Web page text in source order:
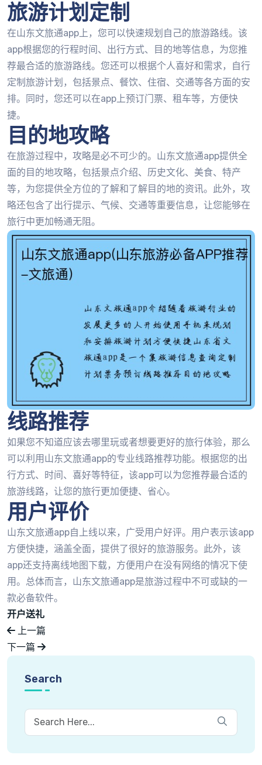
旅游计划定制
在山东文旅通app上，您可以快速规划自己的旅游路线。该
app根据您的行程时间、出行方式、目的地等信息，为您推
荐最合适的旅游路线。您还可以根据个人喜好和需求，自行
定制旅游计划，包括景点、餐饮、住宿、交通等各方面的安
排。同时，您还可以在app上预订门票、租车等，方便快
捷。
目的地攻略
在旅游过程中，攻略是必不可少的。山东文旅通app提供全
面的目的地攻略，包括景点介绍、历史文化、美食、特产
等，为您提供全方位的了解和了解目的地的资讯。此外，攻
略还包含了出行提示、气候、交通等重要信息，让您能够在
旅行中更加畅通无阻。
线路推荐
如果您不知道应该去哪里玩或者想要更好的旅行体验，那么
可以利用山东文旅通app的专业线路推荐功能。根据您的出
行方式、时间、喜好等特征，该app可以为您推荐最合适的
旅游线路，让您的旅行更加便捷、省心。
用户评价
山东文旅通app自上线以来，广受用户好评。用户表示该app
方便快捷，涵盖全面，提供了很好的旅游服务。此外，该
app还支持离线地图下载，方便用户在没有网络的情况下使
用。总体而言，山东文旅通app是旅游过程中不可或缺的一
款必备软件。
开户送礼
上一篇
下一篇
Search